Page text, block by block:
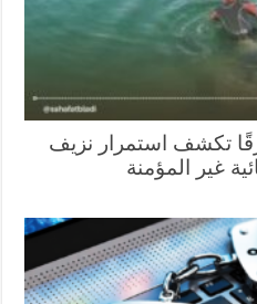
غرقًا تكشف استمرار نزيف
المؤمنة